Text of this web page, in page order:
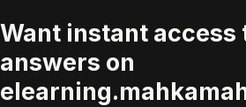
Want instant access
answers on